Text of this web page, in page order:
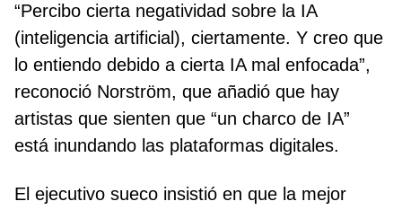
“Percibo cierta negatividad sobre la IA
(inteligencia artificial), ciertamente. Y creo que
lo entiendo debido a cierta IA mal enfocada”,
reconoció Norström, que añadió que hay
artistas que sienten que “un charco de IA”
está inundando las plataformas digitales.
El ejecutivo sueco insistió en que la mejor